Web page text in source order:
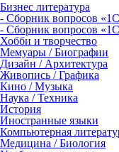
Бизнес литература
- Сборник вопросов
- Сборник вопросов
Хобби и творчество
Мемуары / Биографии
Дизайн / Архитектура
Живопись / Графика
Кино / Музыка
Наука / Техника
История
Иностранные языки
Компьютерная
Медицина / Биология